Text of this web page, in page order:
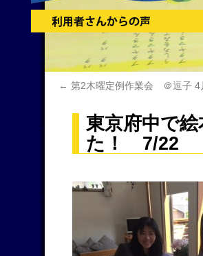
← 第2木曜定例作業会 ＠逗子 4
東京府中で
た！ 7/22